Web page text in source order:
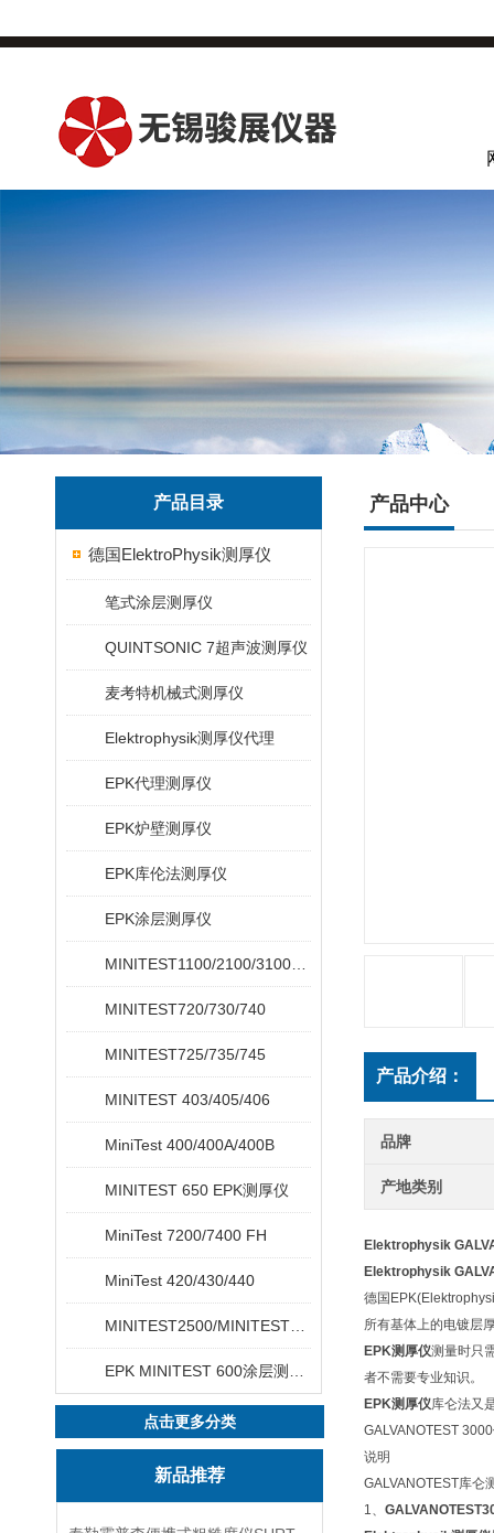
产品目录
德国ElektroPhysik测厚仪
笔式涂层测厚仪
QUINTSONIC 7超声波测厚仪
麦考特机械式测厚仪
Elektrophysik测厚仪代理
EPK代理测厚仪
EPK炉壁测厚仪
EPK库伦法测厚仪
EPK涂层测厚仪
MINITEST720/730/740
MINITEST725/735/745
MINITEST 403/405/406
MiniTest 400/400A/400B
MINITEST 650 EPK测厚仪
MiniTest 7200/7400 FH
MiniTest 420/430/440
点击更多分类
新品推荐
产品中心
产品介绍：
品牌
产地类别
Elektrophysik
Elektrophysik
德国
所有基体上的电镀层
EPK测厚仪测量时只
者不需要专业知识。
EPK测厚仪库仑法又
GALVANOTEST
说明
GALVANOTEST库仑
1、